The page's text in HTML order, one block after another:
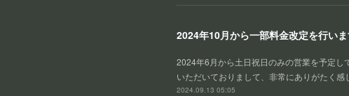
2024年10月から一部料金改定を行い
2024年6月から土日祝日のみの営業を予定
いただいておりまして、非常にありがたく
2024.09.13 05:05